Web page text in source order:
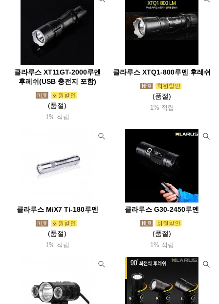
클라루스 XT11GT-2000루멘
후레쉬(USB 충전지 포함)
(품절)
1% 적립
클라루스 XTQ1-800루멘 후레쉬
(품절)
1% 적립
클라루스 MiX7 Ti-180루멘
(품절)
1% 적립
클라루스 G30-2450루멘
(품절)
1% 적립